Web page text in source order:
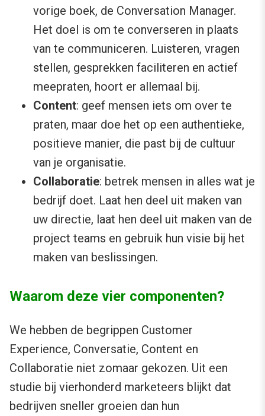
vorige boek, de Conversation Manager.
Het doel is om te converseren in plaats
van te communiceren. Luisteren, vragen
stellen, gesprekken faciliteren en actief
meepraten, hoort er allemaal bij.
Content: geef mensen iets om over te
praten, maar doe het op een authentieke,
positieve manier, die past bij de cultuur
van je organisatie.
Collaboratie: betrek mensen in alles wat je
bedrijf doet. Laat hen deel uit maken van
uw directie, laat hen deel uit maken van de
project teams en gebruik hun visie bij het
maken van beslissingen.
Waarom deze vier componenten?
We hebben de begrippen Customer
Experience, Conversatie, Content en
Collaboratie niet zomaar gekozen. Uit een
studie bij vierhonderd marketeers blijkt dat
bedrijven sneller groeien dan hun